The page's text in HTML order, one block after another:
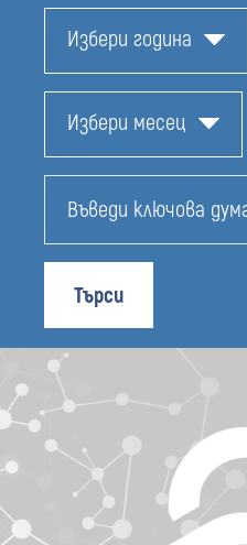
Избери година
Избери месец
Търси